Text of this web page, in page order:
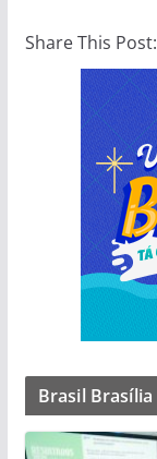
Share This Post:
Brasil Brasília